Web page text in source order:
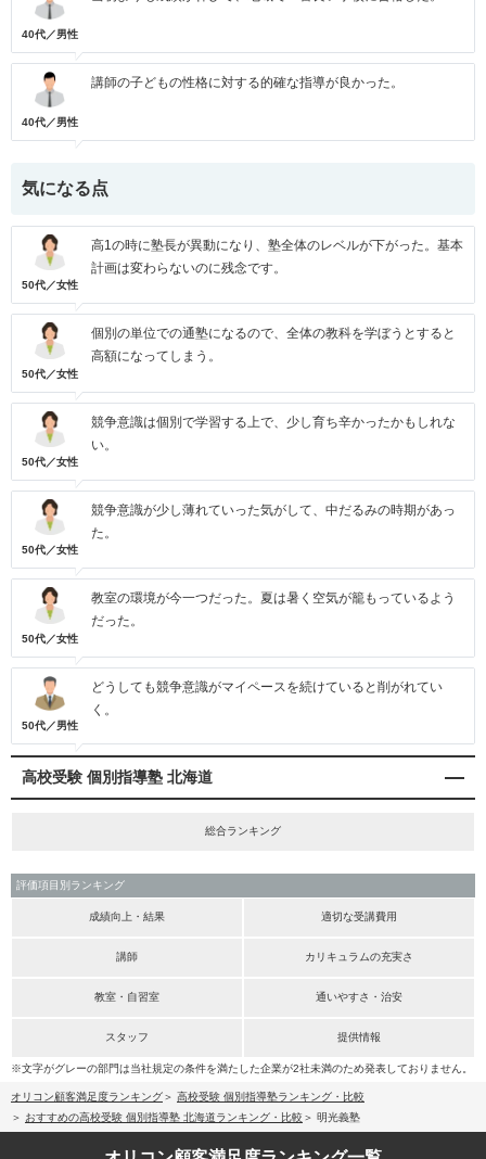
40代／男性
40代／男性
講師の子どもの性格に対する的確な指導が良かった。
気になる点
50代／女性
高1の時に塾長が異動になり、塾全体のレベルが下がった。基本
計画は変わらないのに残念です。
50代／女性
個別の単位での通塾になるので、全体の教科を学ぼうとすると
高額になってしまう。
50代／女性
競争意識は個別で学習する上で、少し育ち辛かったかもしれな
い。
50代／女性
競争意識が少し薄れていった気がして、中だるみの時期があっ
た。
50代／女性
教室の環境が今一つだった。夏は暑く空気が籠もっているよう
だった。
50代／男性
どうしても競争意識がマイペースを続けていると削がれてい
く。
高校受験 個別指導塾 北海道
総合ランキング
評価項目別ランキング
成績向上・結果 適切な受講費用
講師 カリキュラムの充実さ
教室・自習室 通いやすさ・治安
スタッフ 提供情報
※文字がグレーの部門は当社規定の条件を満たした企業が2社未満のため発表しておりません。
オリコン顧客満足度ランキング
高校受験 個別指導塾ランキング・比較
おすすめの高校受験 個別指導塾 北海道ランキング・比較
明光義塾